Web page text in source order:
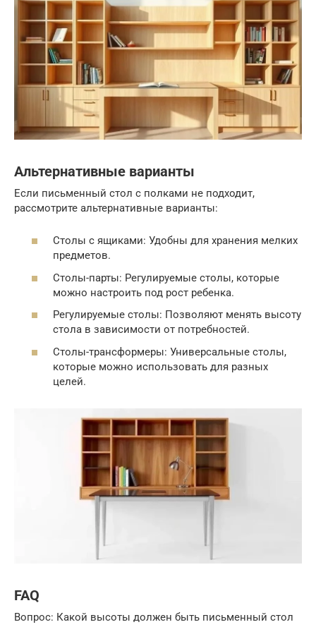
Альтернативные варианты
Если письменный стол с полками не подходит,
рассмотрите альтернативные варианты:
Столы с ящиками: Удобны для хранения мелких
предметов.
Столы-парты: Регулируемые столы, которые
можно настроить под рост ребенка.
Регулируемые столы: Позволяют менять высоту
стола в зависимости от потребностей.
Столы-трансформеры: Универсальные столы,
которые можно использовать для разных
целей.
FAQ
Вопрос: Какой высоты должен быть письменный стол